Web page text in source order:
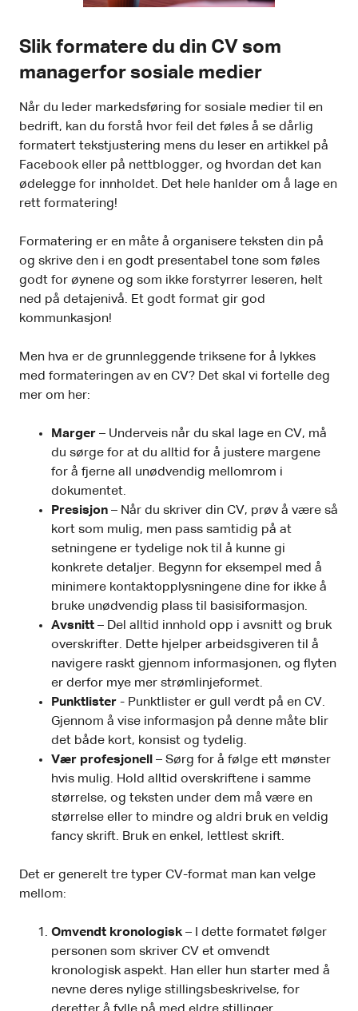
Slik formatere du din CV som
managerfor sosiale medier
Når du leder markedsføring for sosiale medier til en
bedrift, kan du forstå hvor feil det føles å se dårlig
formatert tekstjustering mens du leser en artikkel på
Facebook eller på nettblogger, og hvordan det kan
ødelegge for innholdet. Det hele hanlder om å lage en
rett formatering!
Formatering er en måte å organisere teksten din på
og skrive den i en godt presentabel tone som føles
godt for øynene og som ikke forstyrrer leseren, helt
ned på detajenivå. Et godt format gir god
kommunkasjon!
Men hva er de grunnleggende triksene for å lykkes
med formateringen av en CV? Det skal vi fortelle deg
mer om her:
Marger – Underveis når du skal lage en CV, må
du sørge for at du alltid for å justere margene
for å fjerne all unødvendig mellomrom i
dokumentet.
Presisjon – Når du skriver din CV, prøv å være så
kort som mulig, men pass samtidig på at
setningene er tydelige nok til å kunne gi
konkrete detaljer. Begynn for eksempel med å
minimere kontaktopplysningene dine for ikke å
bruke unødvendig plass til basisiformasjon.
Avsnitt – Del alltid innhold opp i avsnitt og bruk
overskrifter. Dette hjelper arbeidsgiveren til å
navigere raskt gjennom informasjonen, og flyten
er derfor mye mer strømlinjeformet.
Punktlister - Punktlister er gull verdt på en CV.
Gjennom å vise informasjon på denne måte blir
det både kort, konsist og tydelig.
Vær profesjonell – Sørg for å følge ett mønster
hvis mulig. Hold alltid overskriftene i samme
størrelse, og teksten under dem må være en
størrelse eller to mindre og aldri bruk en veldig
fancy skrift. Bruk en enkel, lettlest skrift.
Det er generelt tre typer CV-format man kan velge
mellom:
Omvendt kronologisk – I dette formatet følger
personen som skriver CV et omvendt
kronologisk aspekt. Han eller hun starter med å
nevne deres nylige stillingsbeskrivelse, for